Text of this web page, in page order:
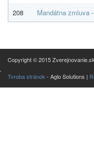
208
Mandátna zmluva
Copyright © 2015
Tvroba stránok - Aglo Solutions |